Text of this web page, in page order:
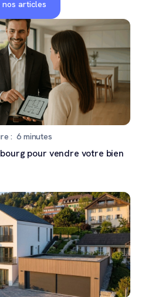
nos articles
: 6minutes
pour vendre votre bien